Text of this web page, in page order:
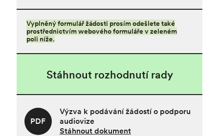
Vyplněný formulář žádosti prosím odešlete také
prostřednictvím webového formuláře v zeleném
poli níže.
Stáhnout rozhodnutí rady
Výzva k podávání žádostí o podporu
audiovize
Stáhnout dokument
PDF